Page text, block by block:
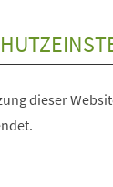
dieser